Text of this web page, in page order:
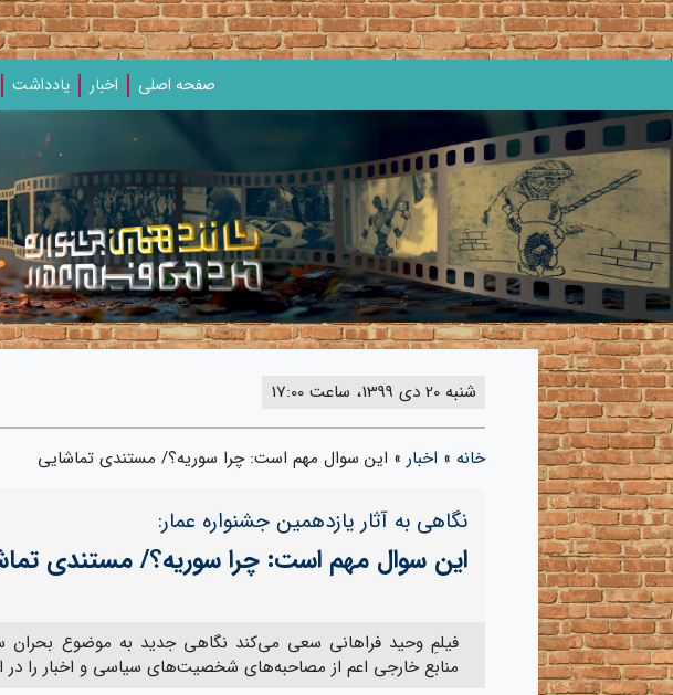
صفحه اصلی اخبار یادداشت‌
شنبه 20 دی 1399، ساعت 17:00
خانه » اخبار » این سوال مهم است: چرا سوریه؟/ مستندی تماشایی
نگاهی به آثار یازدهمین جشنواره عمار:
این سوال مهم است: چرا سوریه؟/ مستندی
فیلمِ وحید فراهانی سعی می‌کند نگاهی جدید به موضوع بحران
منابع خارجی اعم از مصاحبه‌های شخصیت‌های سیاسی و اخبار را در